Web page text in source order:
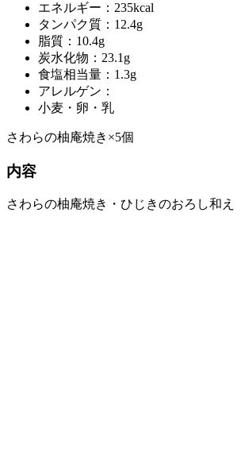
エネルギー：235kcal
タンパク質：12.4g
脂質：10.4g
炭水化物：23.1g
食塩相当量：1.3g
アレルゲン：
小麦・卵・乳
さわらの柚庵焼き×5個
内容
さわらの柚庵焼き・ひじきのおろし和え